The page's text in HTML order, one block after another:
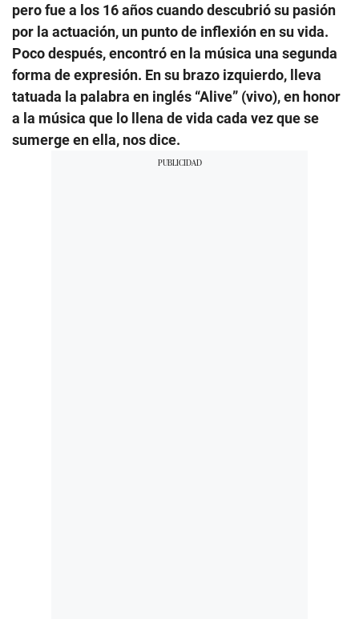
pero fue a los 16 años cuando descubrió su pasión
por la actuación, un punto de inflexión en su vida.
Poco después, encontró en la música una segunda
forma de expresión. En su brazo izquierdo, lleva
tatuada la palabra en inglés “Alive” (vivo), en honor
a la música que lo llena de vida cada vez que se
sumerge en ella, nos dice.